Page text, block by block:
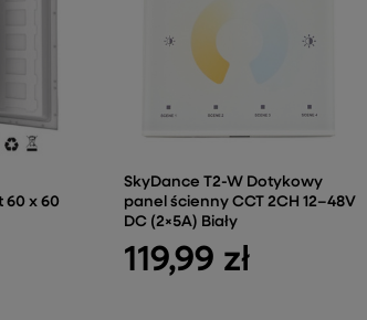
60 x 60
SkyDance T2-W Dotykowy
panel ścienny CCT 2CH 12–48V
DC (2×5A) Biały
119,99 zł